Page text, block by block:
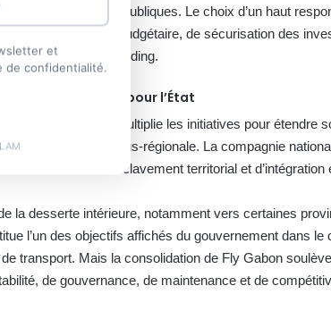
des compagnies publiques. Le choix d’un haut
logique de contrôle budgétaire, de sécurisation des
financiers de la holding.
enjeu stratégique pour l’État
mois, Fly Gabon multiplie les initiatives pour étendre
forte concurrence sous-régionale. La compagnie
un levier de désenclavement territorial et d’intégration
la desserte intérieure, notamment vers certaines
l’un des objectifs affichés du gouvernement dans le
transport. Mais la consolidation de Fly Gabon
de gouvernance, de maintenance et de
et
de confidentialité.